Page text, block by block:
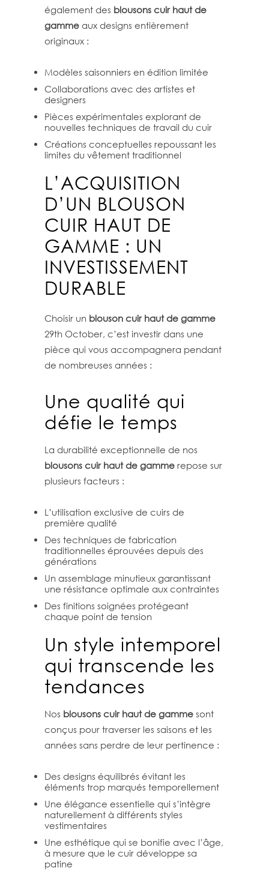
également des blousons cuir haut de
gamme aux designs entièrement
originaux :
Modèles saisonniers en édition limitée
Collaborations avec des artistes et
designers
Pièces expérimentales explorant de
nouvelles techniques de travail du cuir
Créations conceptuelles repoussant les
limites du vêtement traditionnel
L’ACQUISITION
D’UN BLOUSON
CUIR HAUT DE
GAMME : UN
INVESTISSEMENT
DURABLE
Choisir un blouson cuir haut de gamme
29th October, c’est investir dans une
pièce qui vous accompagnera pendant
de nombreuses années :
Une qualité qui
défie le temps
La durabilité exceptionnelle de nos
blousons cuir haut de gamme repose sur
plusieurs facteurs :
L’utilisation exclusive de cuirs de
première qualité
Des techniques de fabrication
traditionnelles éprouvées depuis des
générations
Un assemblage minutieux garantissant
une résistance optimale aux contraintes
Des finitions soignées protégeant
chaque point de tension
Un style intemporel
qui transcende les
tendances
Nos blousons cuir haut de gamme sont
conçus pour traverser les saisons et les
années sans perdre de leur pertinence :
Des designs équilibrés évitant les
éléments trop marqués temporellement
Une élégance essentielle qui s’intègre
naturellement à différents styles
vestimentaires
Une esthétique qui se bonifie avec l’âge,
à mesure que le cuir développe sa
patine